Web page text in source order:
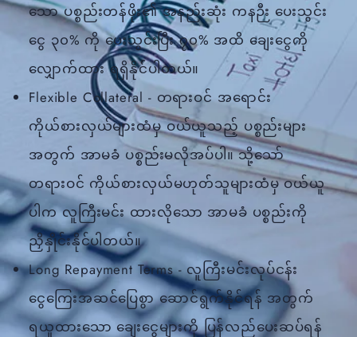
သော ပစ္စည်းတန်ဖိုး၏ အနည်းဆုံး ကနဉီး ပေးသွင်း
ငွေ ၃၀% ကို ပေးသွင်းပြီး ၇၀% အထိ ချေးငွေကို
လျှောက်ထား ရရှိနိုင်ပါတယ်။
Flexible Collateral - တရားဝင် အရောင်း
ကိုယ်စားလှယ်များထံမှ ဝယ်ယူသည့် ပစ္စည်းများ
အတွက် အာမခံ ပစ္စည်းမလိုအပ်ပါ။ သို့သော်
တရားဝင် ကိုယ်စားလှယ်မဟုတ်သူများထံမှ ဝယ်ယူ
ပါက လူကြီးမင်း ထားလိုသော အာမခံ ပစ္စည်းကို
ညှိနှိုင်းနိုင်ပါတယ်။
Long Repayment Terms - လူကြီးမင်းလုပ်ငန်း
ငွေကြေးအဆင်ပြေစွာ ဆောင်ရွက်နိုင်ရန် အတွက်
ရယူထားသော ချေးငွေများကို ပြန်လည်ပေးဆပ်ရန်